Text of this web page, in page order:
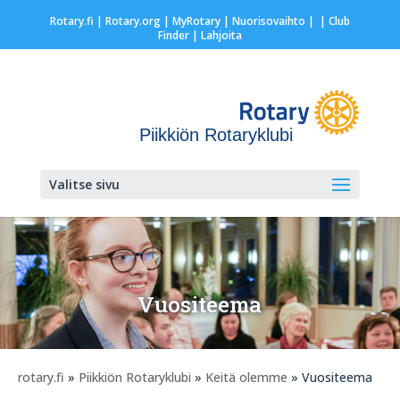
Rotary.fi | Rotary.org| MyRotary | Nuorisovaihto | | Club
Finder| Lahjoita
Piikkiön Rotaryklubi
Valitse sivu
Vuositeema
rotary.fi » Piikkiön Rotaryklubi » Keitä olemme » Vuositeema